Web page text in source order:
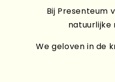
Bij Presenteum
natuurlijke
We geloven in de